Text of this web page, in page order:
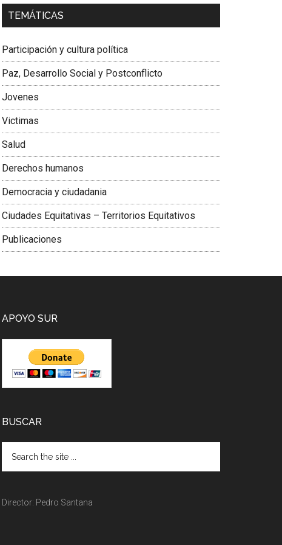
Dra. Carolina Corcho Mejía,
Latinoamericana Sur, Vicepresidenta Federación
TEMÁTICAS
Participación y cultura política
Paz, Desarrollo Social y Postconflicto
Jovenes
Victimas
Salud
Derechos humanos
Democracia y ciudadania
Ciudades Equitativas – Territorios Equitativos
Publicaciones
APOYO SUR
BUSCAR
Director: Pedro Santana